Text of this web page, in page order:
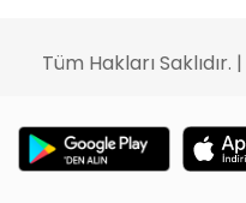
Tüm Hakları Saklıdır. |